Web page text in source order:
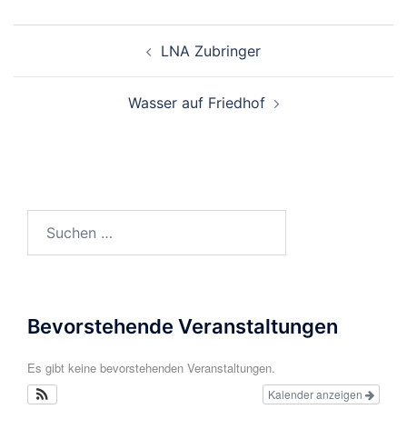
LNA Zubringer
Wasser auf Friedhof
Bevorstehende Veranstaltungen
Es gibt keine bevorstehenden Veranstaltungen.
Kalender anzeigen